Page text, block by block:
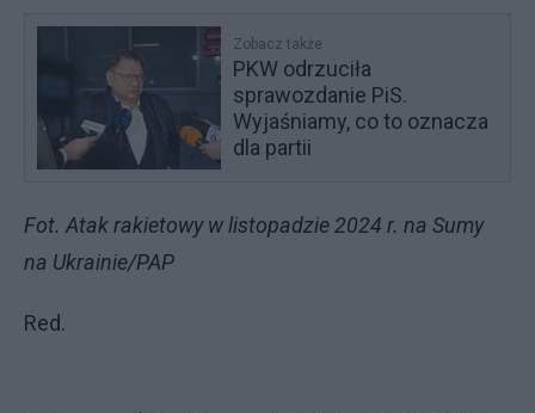
Zobacz także
PKW odrzuciła
sprawozdanie PiS.
Wyjaśniamy, co to oznacza
dla partii
Fot. Atak rakietowy w listopadzie 2024 r. na Sumy
na Ukrainie/PAP
Red.